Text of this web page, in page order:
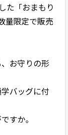
た「おまもり
量限定で販売
お守りの形
バッグに付
すか。